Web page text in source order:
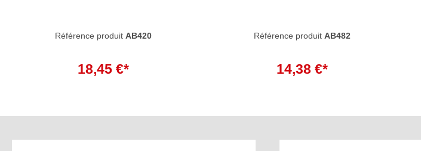
Référence produit AB420
18,45 €*
Référence produit AB482
14,38 €*